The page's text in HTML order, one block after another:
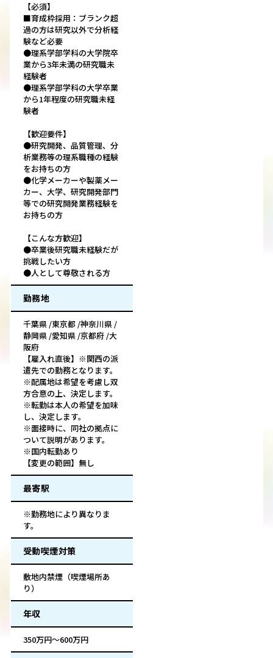
【必須】
■育成枠採用：ブランク超
過の方は研究以外で分析経
験など必要
●理系学部学科の大学院卒
業から3年未満の研究職未
経験者
●理系学部学科の大学卒業
から1年程度の研究職未経
験者
【歓迎要件】
●研究開発、品質管理、分
析業務等の理系職種の経験
をお持ちの方
●化学メーカーや製薬メー
カー、大学、研究開発部門
等での研究開発業務経験を
お持ちの方
【こんな方歓迎】
●卒業後研究職未経験だが
挑戦したい方
●人として尊敬される方
勤務地
千葉県 /東京都 /神奈川県 /
静岡県 /愛知県 /京都府 /大
阪府
【雇入れ直後】※関西の派
遣先での勤務となります。
※配属地は希望を考慮し双
方合意の上、決定します。
※転勤は本人の希望を加味
し、決定します。
※面接時に、同社の拠点に
ついて説明があります。
※国内転勤あり
【変更の範囲】無し
最寄駅
※勤務地により異なりま
す。
受動喫煙対策
敷地内禁煙（喫煙場所あ
り）
年収
350万円～600万円